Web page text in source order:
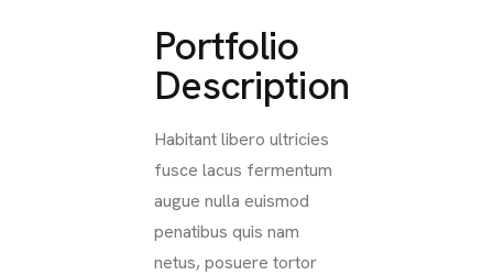
Portfolio
Description
Habitant libero ultricies
fusce lacus fermentum
augue nulla euismod
penatibus quis nam
netus, posuere tortor